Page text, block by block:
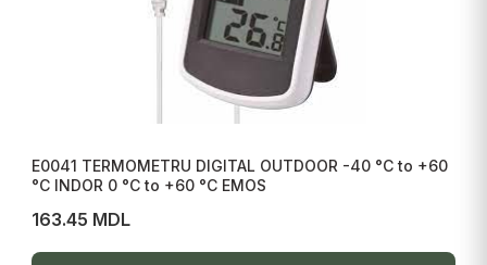
E0041 TERMOMETRU DIGITAL OUTDOOR -40 °C to +60
°C INDOR 0 °C to +60 °C EMOS
163.45 MDL